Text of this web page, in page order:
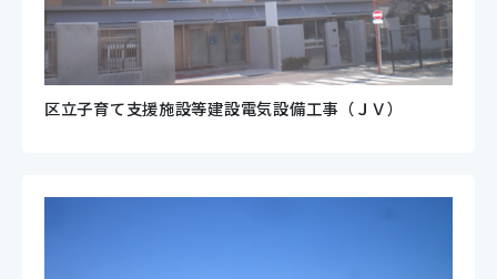
区立子育て支援施設等建設電気設備工事（ＪＶ）